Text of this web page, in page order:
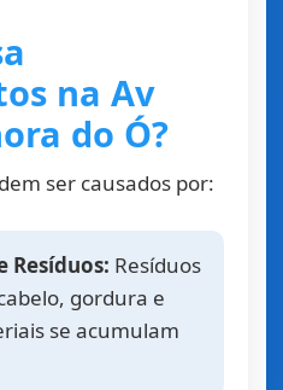
na Av
do Ó?
ser causados por:
Resíduos: Resíduos
gordura e
se acumulam